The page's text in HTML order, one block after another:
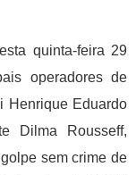
quinta-feira 29
operadores de
Henrique Eduardo
Dilma Rousseff,
sem crime de